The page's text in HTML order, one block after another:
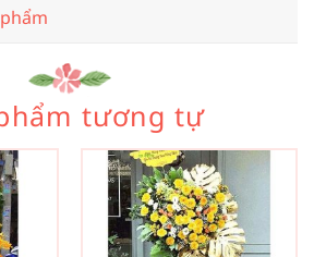
tương tự